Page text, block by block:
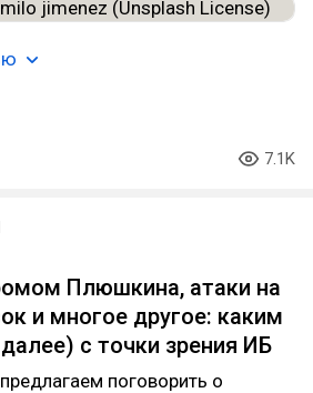
7.1K
Плюшкина, атаки на
и многое другое: каким
с точки зрения ИБ
предлагаем поговорить о